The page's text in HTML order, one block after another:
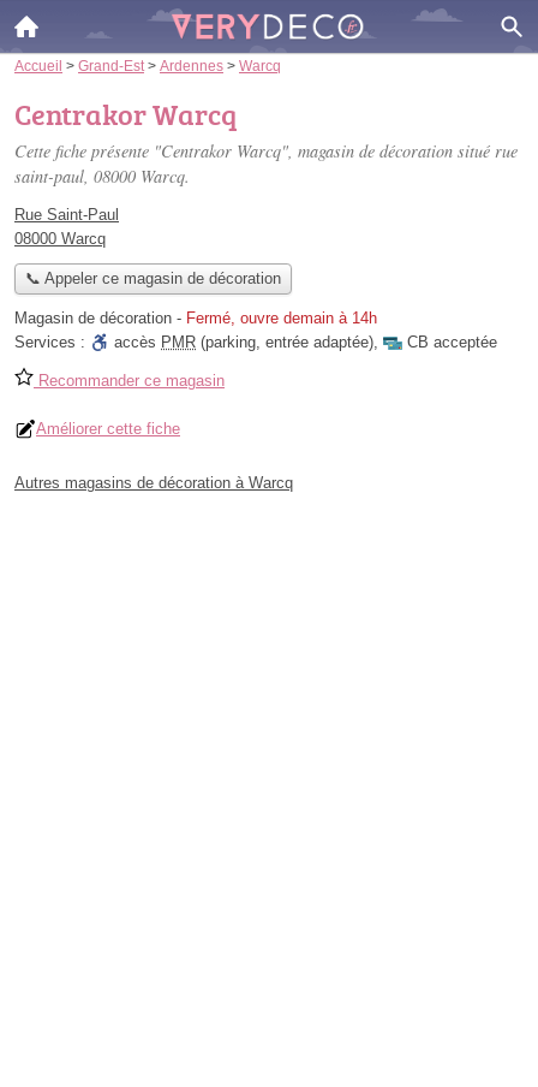
Accueil > Grand-Est > Ardennes > Warcq
Centrakor Warcq
Cette fiche présente "Centrakor Warcq", magasin de décoration situé rue
saint-paul, 08000 Warcq.
Rue Saint-Paul
08000 Warcq
📞 Appeler ce magasin de décoration
Magasin de décoration - Fermé, ouvre demain à 14h
Services :
accès PMR (parking, entrée adaptée), CB acceptée
Recommander ce magasin
Améliorer cette fiche
Autres magasins de décoration à Warcq